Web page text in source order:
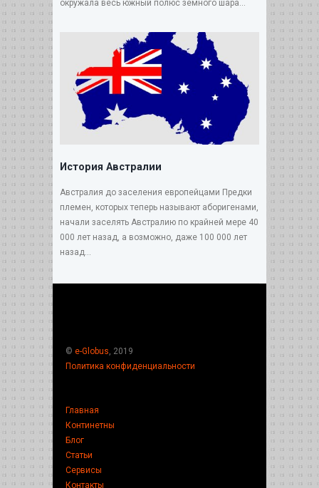
окружала весь южный полюс земного шара...
История Австралии
Австралия до заселения европейцами Предки
племен, которых теперь называют аборигенами,
начали заселять Австралию по крайней мере 40
000 лет назад, а возможно, даже 100 000 лет
назад...
© e-Globus , 2019
Политика конфиденциальности
Главная
Континетны
Блог
Статьи
Сервисы
Контакты